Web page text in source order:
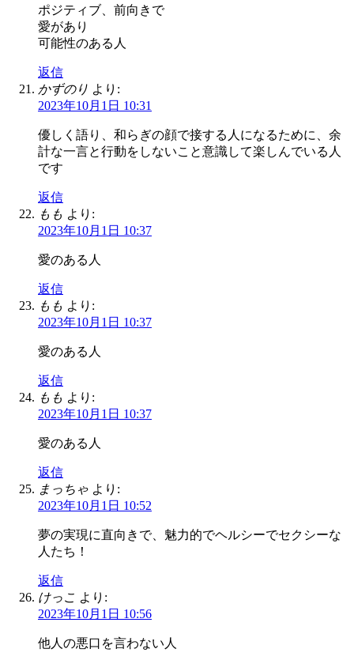
ポジティブ、前向きで
愛があり
可能性のある人
返信
かずのり より:
2023年10月1日 10:31
優しく語り、和らぎの顔で接する人になるために、余
計な一言と行動をしないこと意識して楽しんでいる人
です
返信
もも より:
2023年10月1日 10:37
愛のある人
返信
もも より:
2023年10月1日 10:37
愛のある人
返信
もも より:
2023年10月1日 10:37
愛のある人
返信
まっちゃ より:
2023年10月1日 10:52
夢の実現に直向きで、魅力的でヘルシーでセクシーな
人たち！
返信
けっこ より:
2023年10月1日 10:56
他人の悪口を言わない人